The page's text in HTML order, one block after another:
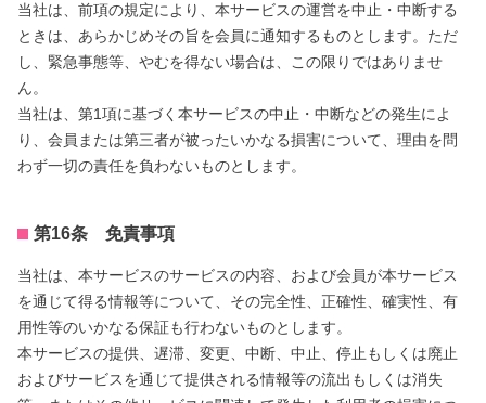
当社は、前項の規定により、本サービスの運営を中止・中断する
ときは、あらかじめその旨を会員に通知するものとします。ただ
し、緊急事態等、やむを得ない場合は、この限りではありませ
ん。
当社は、第1項に基づく本サービスの中止・中断などの発生によ
り、会員または第三者が被ったいかなる損害について、理由を問
わず一切の責任を負わないものとします。
第16条 免責事項
当社は、本サービスのサービスの内容、および会員が本サービス
を通じて得る情報等について、その完全性、正確性、確実性、有
用性等のいかなる保証も行わないものとします。
本サービスの提供、遅滞、変更、中断、中止、停止もしくは廃止
およびサービスを通じて提供される情報等の流出もしくは消失